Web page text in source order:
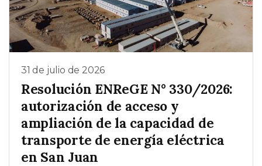
31 de julio de 2026
Resolución ENReGE N° 330/2026:
autorización de acceso y
ampliación de la capacidad de
transporte de energía eléctrica
en San Juan